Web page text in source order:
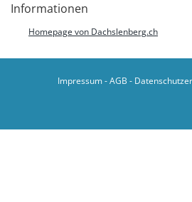
Informationen
Homepage von Dachslenberg.ch
Impressum-AGB -